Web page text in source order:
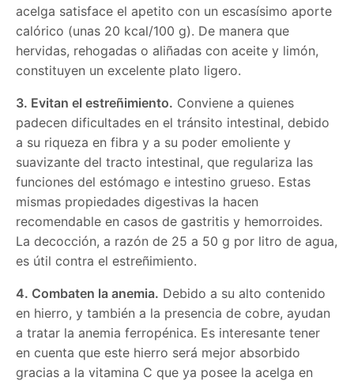
acelga satisface el apetito con un escasísimo aporte
calórico (unas 20 kcal/100 g). De manera que
hervidas, rehogadas o aliñadas con aceite y limón,
constituyen un excelente plato ligero.
3. Evitan el estreñimiento. Conviene a quienes
padecen dificultades en el tránsito intestinal, debido
a su riqueza en fibra y a su poder emoliente y
suavizante del tracto intestinal, que regulariza las
funciones del estómago e intestino grueso. Estas
mismas propiedades digestivas la hacen
recomendable en casos de gastritis y hemorroides.
La decocción, a razón de 25 a 50 g por litro de agua,
es útil contra el estreñimiento.
4. Combaten la anemia. Debido a su alto contenido
en hierro, y también a la presencia de cobre, ayudan
a tratar la anemia ferropénica. Es interesante tener
en cuenta que este hierro será mejor absorbido
gracias a la vitamina C que ya posee la acelga en